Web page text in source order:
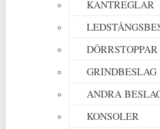
KANTREGLAR
DÖRRSTOPPAR
GRINDBESLAG
ANDRA
KONSOLER